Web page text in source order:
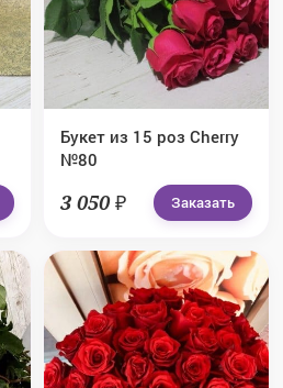
Букет из 15 роз Cherry
№80
3 050 ₽ Заказать